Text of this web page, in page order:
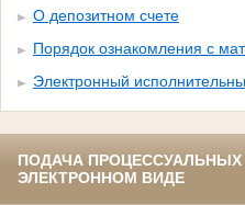
О депозитном счете
Порядок ознакомления с
Электронный
ПОДАЧА
ЭЛЕКТРОННОМ ВИДЕ